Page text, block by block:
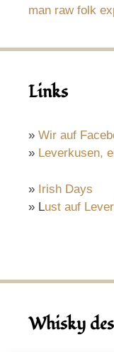
man raw folk
Links
» Wir auf
» Leverkusen,
» Irish Days
» Lust auf
Whisky